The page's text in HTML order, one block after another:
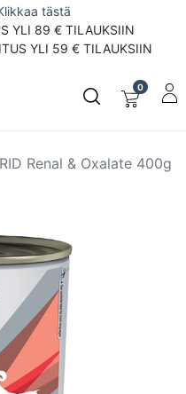
tästä
YLI 89 € TILAUKSIIN
YLI 59 € TILAUKSIIN
0
Renal & Oxalate 400g